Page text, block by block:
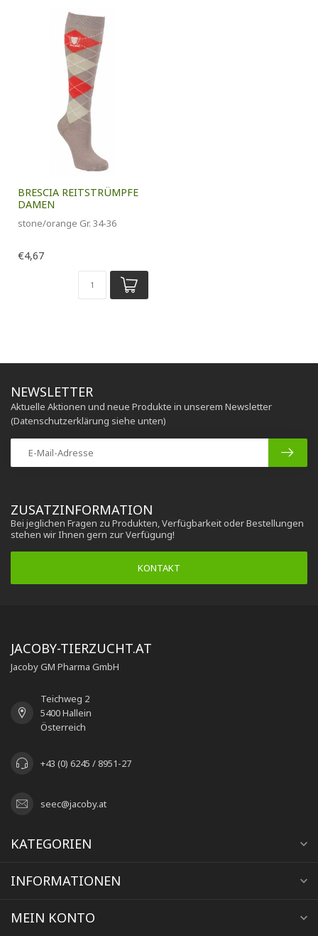
BRESCIA REITSTRÜMPFE
DAMEN
stone/orange Gr. 34-36
€4,67
ZUSATZINFORMATION
Bei jeglichen Fragen zu Produkten, Verfügbarkeit oder Bestellungen
stehen wir Ihnen gern zur Verfügung!
KONTAKT
NEWSLETTER
Aktuelle Aktionen und neue Produkte in unserem Newsletter
(Datenschutzerklärung siehe unten)
JACOBY-TIERZUCHT.AT
Jacoby GM Pharma GmbH
Teichweg 2
5400 Hallein
Österreich
+43 (0) 6245 / 8951-27
seec@jacoby.at
KATEGORIEN
INFORMATIONEN
MEIN KONTO